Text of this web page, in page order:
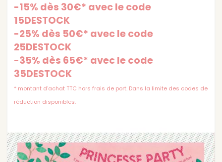
-15% dès 30€* avec le code
15DESTOCK
-25% dès 50€* avec le code
25DESTOCK
-35% dès 65€* avec le code
35DESTOCK
* montant d'achat TTC hors frais de port. Dans la limite des codes de
réduction disponibles.